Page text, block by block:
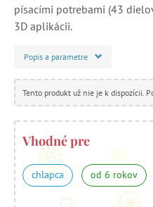
písacími potrebami (43
3D aplikácii.
Popis a parametre
Tento produkt už nie je k dispozícii.
Vhodné pre
chlapca od 6 rokov